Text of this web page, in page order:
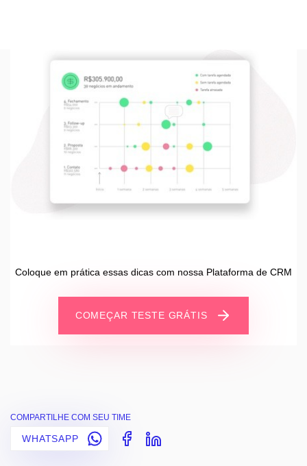
Coloque em prática essas dicas com nossa Plataforma de CRM
COMEÇAR TESTE GRÁTIS
COMPARTILHE COM SEU TIME
WHATSAPP